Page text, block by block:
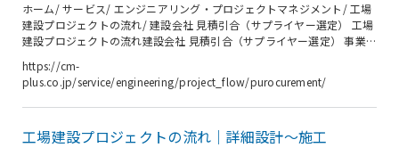
ホーム/ サービス/ エンジニアリング・プロジェクトマネジメント/ 工場
建設プロジェクトの流れ/ 建設会社 見積引合（サプライヤー選定） 工場
建設プロジェクトの流れ建設会社 見積引合（サプライヤー選定） 事業
階 試運転 施 設 稼 働 工場新設は数十億円規模の投資となり、改修であ
っても数億円に達します。このような高額な投資を有効なものにするた
めの重要な要素が建設会社の選定です。建設会社の選定においてはお客
プライヤーへの見積条件を、技術的な視点に加え、プロジェ...
https://cm-
plus.co.jp/service/engineering/project_flow/purocurement/
工場建設プロジェクトの流れ｜詳細設計～施工